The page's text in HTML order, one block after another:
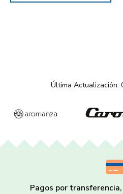
Última Actualización:
Pagos por